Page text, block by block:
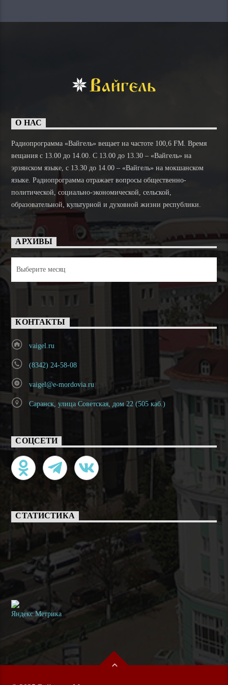
О НАС
Радиопрограмма «Вайгель» вещает на частоте 100,6 FM. Время
вещания с 13.00 до 14.00. C 13.00 до 13.30 – «Вайгель» на
эрзянском языке, с 13.30 до 14.00 – «Вайгель» на мокшанском
языке. Радиопрограмма отражает вопросы общественно-
политической, социально-экономической, сельской,
образовательной, культурной и духовной жизни республики.
АРХИВЫ
КОНТАКТЫ
vaigel.ru
(8342) 24-58-08
vaigel@e-mordovia.ru
Саранск, улица Советская, дом 22 (505 каб.)
СОЦСЕТИ
СТАТИСТИКА